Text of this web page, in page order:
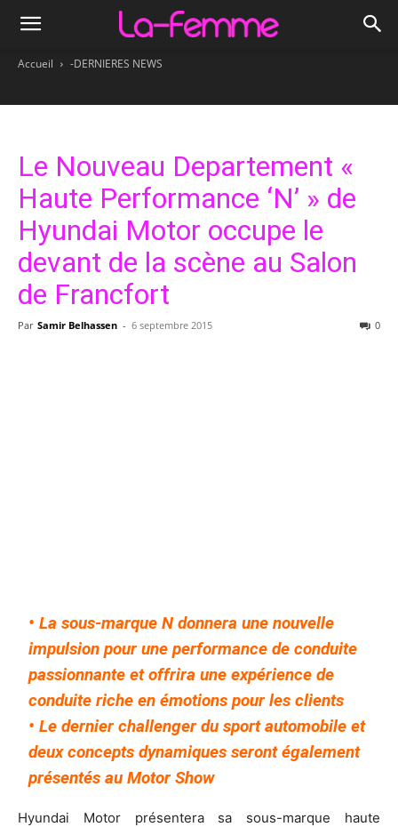
Accueil -DERNIERES NEWS
Le Nouveau Departement «
Haute Performance ‘N’ » de
Hyundai Motor occupe le
devant de la scène au Salon
de Francfort
Par Samir Belhassen - 6 septembre 2015 0
• La sous-marque N donnera une nouvelle
impulsion pour une performance de conduite
passionnante et offrira une expérience de
conduite riche en émotions pour les clients
• Le dernier challenger du sport automobile et
deux concepts dynamiques seront également
présentés au Motor Show
Hyundai Motor présentera sa sous-marque haute